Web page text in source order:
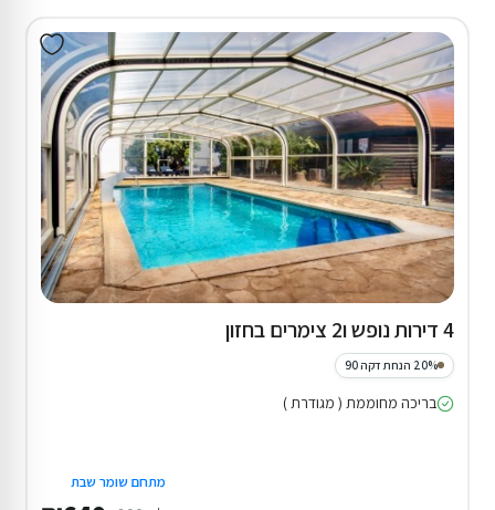
4 דירות נופש ו2 צימרים בחזון
20% הנחת דקה 90
בריכה מחוממת ( מגודרת )
מתחם שומר שבת